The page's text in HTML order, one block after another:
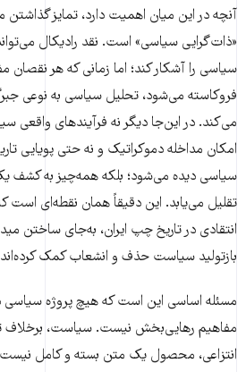
آنچه در این میان اهمیت دارد، تمایز گذاشتن
«ذات‌گرایی سیاسی» است. نقد رادیکال
سیاسی را آشکار کند؛ اما زمانی که هر نقصان
فروکاسته می‌شود، تحلیل سیاسی به نوعی
می‌کند. در این‌جا دیگر نه فرآیندهای واقعی
امکان مداخله دموکراتیک و نه حتی پویایی
سیاسی دیده می‌شود؛ بلکه همه‌چیز به کشف
تقلیل می‌یابد. این دقیقاً همان نقطه‌ای است
انتقادی در تاریخ چپ ایران، به‌جای ساختن
بازتولید سیاست حذف و انشعاب کمک
مسئله اساسی این است که هیچ پروژه سیاسی
مفاهیم رهایی‌بخش نیست. سیاست، برخلاف
انتزاعی، محصول یک متن بسته و کامل